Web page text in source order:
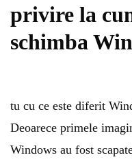
privire la
schimba
tu cu ce este diferit
Deoarece primele
Windows au fost